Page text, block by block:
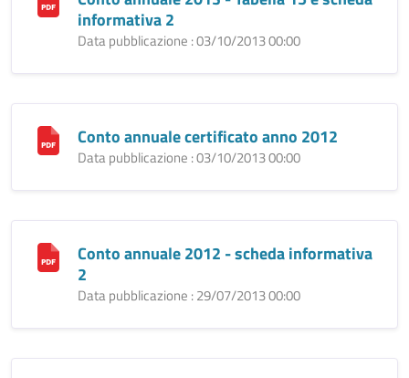
informativa 2
Data pubblicazione : 03/10/2013 00:00
Conto annuale certificato anno 2012
Data pubblicazione : 03/10/2013 00:00
Conto annuale 2012 - scheda informativa
2
Data pubblicazione : 29/07/2013 00:00